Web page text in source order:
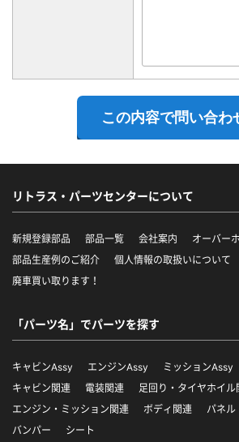
リトラス・パーツセンターについて
新規登録部品 部品一覧 会社案内
オーバー
部品生産例のご紹介
個人情報の取扱いについて
廃車買い取ります！
「パーツ名」でパーツを探す
キャビンAssy エンジンAssy ミッションAssy
キャビン関連
電装関連
足回り・タイヤホイル
エンジン・ミッション関連
ボディ関連 パネル
バンパー
シート